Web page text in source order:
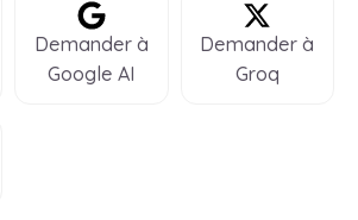
Demander à
Google AI
Demander à
Groq